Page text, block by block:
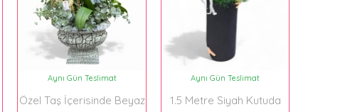
Aynı Gün Teslimat
Özel Taş İçerisinde Beyaz
Aynı Gün Teslimat
1.5 Metre Siyah Kutuda